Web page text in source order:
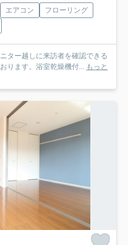
エアコン
フローリング
ター越しに来訪者を確認できる
ります。浴室乾燥機付... もっと